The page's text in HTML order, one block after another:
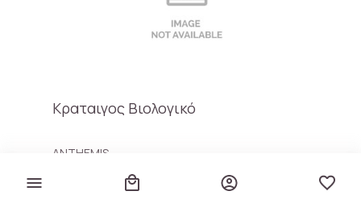
Κραταιγος Βιολογικό
ANTHEMIS
€ 3,25